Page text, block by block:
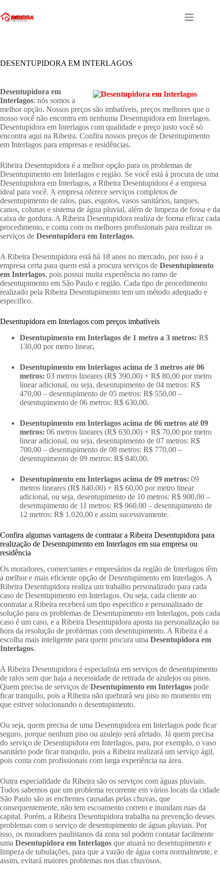
para
o
DESENTUPIDORA EM INTERLAGOS
Desentupidora em
Interlagos: nós somos a
melhor opção. Nossos preços são imbatíveis, preços melhores que o
nosso você não encontra em nenhuma Desentupidora em Interlagos.
Desentupidora em Interlagos com qualidade e preço justo você só
encontra aqui na Ribeira. Confira nossos preços de Desentupimento
em Interlagos para empresas e residências.
Ribeira Desentupidora é a melhor opção para os problemas de
Desentupimento em Interlagos e região. Se você está à procura de uma
Desentupidora em Interlagos, a Ribeira Desentupidora é a empresa
ideal para você. A empresa oferece serviços completos de
desentupimento de ralos, pias, esgotos, vasos sanitários, tanques,
canos, colunas e sistema de água pluvial, além de limpeza de fossa e da
caixa de gordura. A Ribeira Desentupidora realiza de forma eficaz cada
procedimento, e conta com os melhores profissionais para realizar os
serviços de Desentupidora em Interlagos.
A Ribeira Desentupidora está há 18 anos no mercado, por isso é a
empresa certa para quem está a procura serviços de Desentupimento
em Interlagos, pois possui muita experiência no ramo de
desentupimento em São Paulo e região. Cada tipo de procedimento
realizado pela Ribeira Desentupimento tem um método adequado e
especifico.
Desentupidora em Interlagos com preços imbatíveis
Desentupimento em Interlagos de 1 metro a 3 metros: R$
130,00 por metro linear.
Desentupimento em Interlagos acima de 3 metros até 06
metros: 03 metros lineares (R$ 390,00) + R$ 80,00 por metro
linear adicional, ou seja, desentupimento de 04 metros: R$
470,00 – desentupimento de 05 metros: R$ 550,00 –
desentupimento de 06 metros: R$ 630,00.
Desentupimento em Interlagos acima de 06 metros até 09
metros: 06 metros lineares (R$ 630,00) + R$ 70,00 por metro
linear adicional, ou seja, desentupimento de 07 metros: R$
700,00 – desentupimento de 08 metros: R$ 770,00 –
desentupimento de 09 metros: R$ 840,00.
Desentupimento em Interlagos acima de 09 metros: 09
metros lineares (R$ 840,00) + R$ 60,00 por metro linear
adicional, ou seja, desentupimento de 10 metros: R$ 900,00 –
desentupimento de 11 metros: R$ 960,00 – desentupimento de
12 metros: R$ 1.020,00 e assim sucessivamente.
Confira algumas vantagens de contratar a Ribeira Desentupidora para
realização de Desentupimento em Interlagos em sua empresa ou
residência
Os moradores, comerciantes e empresários da região de Interlagos têm
a melhor e mais eficiente opção de Desentupimento em Interlagos. A
Ribeira Desentupidora realiza um trabalho personalizado para cada
caso de Desentupimento em Interlagos. Ou seja, cada cliente ao
contratar a Ribeira receberá um tipo especifico e personalizado de
solução para os problemas de Desentupimento em Interlagos, pois cada
caso é um caso, e a Ribeira Desentupidora aposta na personalização na
hora da resolução de problemas com desentupimento. A Ribeira é a
escolha mais inteligente para quem procura uma Desentupidora em
Interlagos.
A Ribeira Desentupidora é especialista em serviços de desentupimento
de ralos sem que haja a necessidade de retirada de azulejos ou pisos.
Quem precisa de serviços de Desentupimento em Interlagos pode
ficar tranquilo, pois a Ribeira não quebrará seu piso no momento em
que estiver solucionando o desentupimento.
Ou seja, quem precisa de uma Desentupidora em Interlagos pode ficar
seguro, porque nenhum piso ou azulejo será afetado. Já quem precisa
do serviço de Desentupidora em Interlagos, para, por exemplo, o vaso
sanitário pode ficar tranquilo, pois a Ribeira realizará um serviço ágil,
pois conta com profissionais com larga experiência na área.
Outra especialidade da Ribeira são os serviços com águas pluviais.
Todos sabemos que um problema recorrente em vários locais da cidade
São Paulo são as enchentes causadas pelas chuvas, que
consequentemente, não tem escoamento correto e inundam ruas da
capital. Porém, a Ribeira Desentupidora trabalha na prevenção desses
problemas com o serviço de desentupimento de águas pluviais. Por
isso, os moradores paulistanos da zona sul podem contatar facilmente
uma Desentupidora em Interlagos que atuará no desentupimento e
limpeza de tubulações, para que a vazão de água corra normalmente, e
assim, evitará maiores problemas nos dias chuvosos.